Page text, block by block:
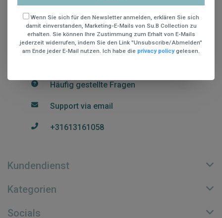
St. Teunismolenweg 48
6534 AG Nijmegen
+31613161058
Register NR: 70815089
Häufig gestellte Fragen
Support via email
+31613161058
Kundendienst
Kategorien
Socials
Wenn Sie sich für den Newsletter anmelden, erklären Sie sich
damit einverstanden, Marketing-E-Mails von Su.B Collection zu
erhalten. Sie können Ihre Zustimmung zum Erhalt von E-Mails
jederzeit widerrufen, indem Sie den Link "Unsubscribe/Abmelden"
am Ende jeder E-Mail nutzen. Ich habe die privacy policy gelesen.